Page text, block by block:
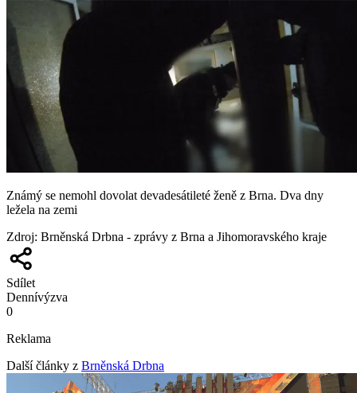
Známý se nemohl dovolat devadesátileté ženě z Brna. Dva dny
ležela na zemi
Zdroj: Brněnská Drbna - zprávy z Brna a Jihomoravského kraje
Sdílet
Dennívýzva
0
Reklama
Další články z Brněnská Drbna